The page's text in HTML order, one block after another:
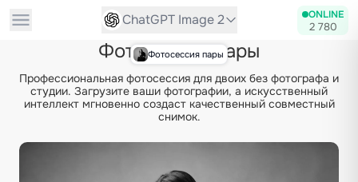
ChatGPT Image 2 ONLINE
2 780
Фотосессия пары
Фотосессия пары
Профессиональная фотосессия для двоих без фотографа и
студии. Загрузите ваши фотографии, а искусственный
интеллект мгновенно создаст качественный совместный
снимок.